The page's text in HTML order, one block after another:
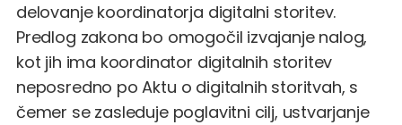
delovanje koordinatorja digitalni storitev.
Predlog zakona bo omogočil izvajanje nalog,
kot jih ima koordinator digitalnih storitev
neposredno po Aktu o digitalnih storitvah, s
čemer se zasleduje poglavitni cilj, ustvarjanje